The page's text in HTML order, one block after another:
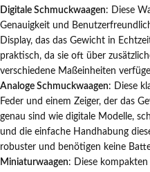
Digitale Schmuckwaagen: Diese
Genauigkeit und
Display, das das Gewicht in
praktisch, da sie oft über
verschiedene Maßeinheiten
Analoge Schmuckwaagen: Diese
Feder und einem Zeiger, der das
genau sind wie digitale Modelle,
und die einfache Handhabung
robuster und benötigen keine
Miniaturwaagen: Diese